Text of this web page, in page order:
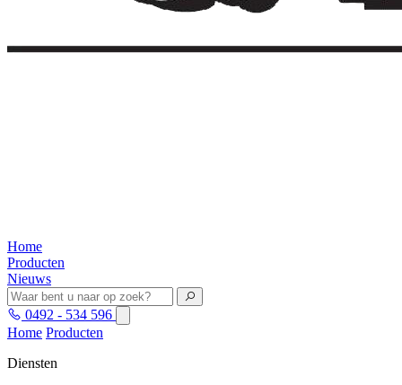
Home
Producten
Nieuws
0492 - 534 596
Home Producten
Diensten